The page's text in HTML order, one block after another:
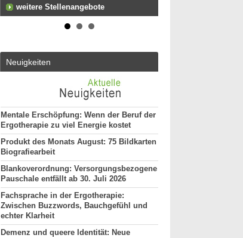
weitere Stellenangebote
Neuigkeiten
Mentale Erschöpfung: Wenn der Beruf der
Ergotherapie zu viel Energie kostet
Produkt des Monats August: 75 Bildkarten
Biografiearbeit
Blankoverordnung: Versorgungsbezogene
Pauschale entfällt ab 30. Juli 2026
Fachsprache in der Ergotherapie:
Zwischen Buzzwords, Bauchgefühl und
echter Klarheit
Demenz und queere Identität: Neue